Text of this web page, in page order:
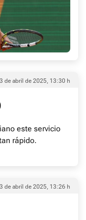
de abril de 2025, 13:30 h
este servicio
rápido.
de abril de 2025, 13:26 h